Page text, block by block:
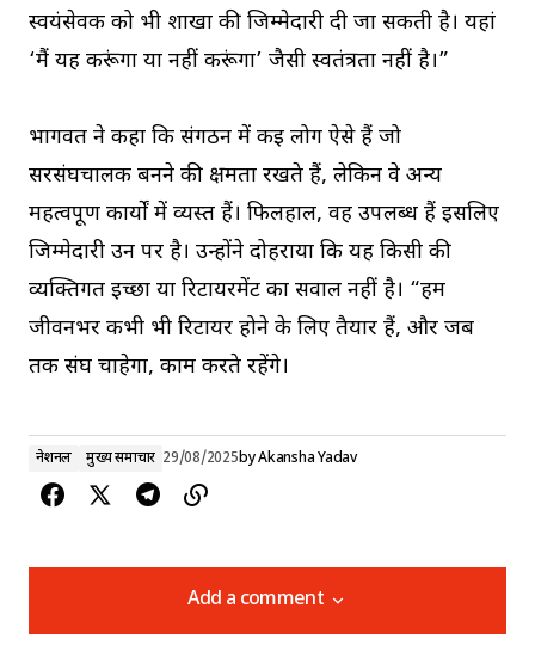
स्वयंसेवक को भी शाखा की जिम्मेदारी दी जा सकती है। यहां
‘मैं यह करूंगा या नहीं करूंगा’ जैसी स्वतंत्रता नहीं है।”
भागवत ने कहा कि संगठन में कई लोग ऐसे हैं जो
सरसंघचालक बनने की क्षमता रखते हैं, लेकिन वे अन्य
महत्वपूर्ण कार्यों में व्यस्त हैं। फिलहाल, वह उपलब्ध हैं इसलिए
जिम्मेदारी उन पर है। उन्होंने दोहराया कि यह किसी की
व्यक्तिगत इच्छा या रिटायरमेंट का सवाल नहीं है। “हम
जीवनभर कभी भी रिटायर होने के लिए तैयार हैं, और जब
तक संघ चाहेगा, काम करते रहेंगे।
नेशनल मुख्य समाचार 29/08/2025byAkansha Yadav
Add a comment
Add a comment